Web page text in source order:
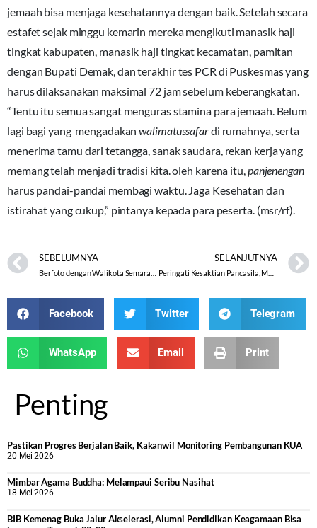
jemaah bisa menjaga kesehatannya dengan baik. Setelah secara
estafet sejak minggu kemarin mereka mengikuti manasik haji
tingkat kabupaten, manasik haji tingkat kecamatan, pamitan
dengan Bupati Demak, dan terakhir tes PCR di Puskesmas yang
harus dilaksanakan maksimal 72 jam sebelum keberangkatan.
“Tentu itu semua sangat menguras stamina para jemaah. Belum
lagi bagi yang mengadakanwalimatussafardi rumahnya, serta
menerima tamu dari tetangga, sanak saudara, rekan kerja yang
memang telah menjadi tradisi kita. oleh karena itu,panjenengan
harus pandai-pandai membagi waktu. Jaga Kesehatan dan
istirahat yang cukup,” pintanya kepada para peserta. (msr/rf).
SEBELUMNYA SELANJUTNYA
Facebook Twitter Telegram
WhatsApp Email Print
Penting
Pastikan Progres Berjalan Baik, Kakanwil Monitoring Pembangunan KUA
20 Mei 2026
Mimbar Agama Buddha: Melampaui Seribu Nasihat
18 Mei 2026
BIB Kemenag Buka Jalur Akselerasi, Alumni Pendidikan Keagamaan Bisa